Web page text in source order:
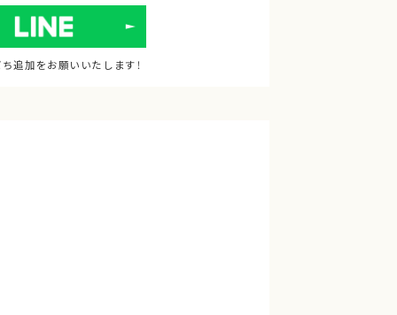
追加をお願いいたします！